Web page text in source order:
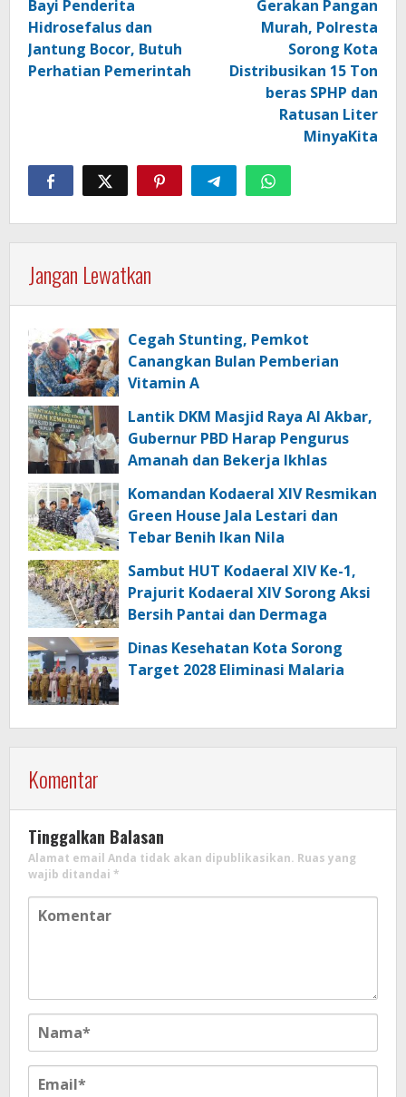
Bayi Penderita
Hidrosefalus dan
Jantung Bocor, Butuh
Perhatian Pemerintah
Gerakan Pangan
Murah, Polresta
Sorong Kota
Distribusikan 15 Ton
beras SPHP dan
Ratusan Liter
MinyaKita
Jangan Lewatkan
Cegah Stunting, Pemkot
Canangkan Bulan Pemberian
Vitamin A
Lantik DKM Masjid Raya Al Akbar,
Gubernur PBD Harap Pengurus
Amanah dan Bekerja Ikhlas
Komandan Kodaeral XIV Resmikan
Green House Jala Lestari dan
Tebar Benih Ikan Nila
Sambut HUT Kodaeral XIV Ke-1,
Prajurit Kodaeral XIV Sorong Aksi
Bersih Pantai dan Dermaga
Dinas Kesehatan Kota Sorong
Target 2028 Eliminasi Malaria
Komentar
Tinggalkan Balasan
Alamat email Anda tidak akan dipublikasikan. Ruas yang
wajib ditandai *